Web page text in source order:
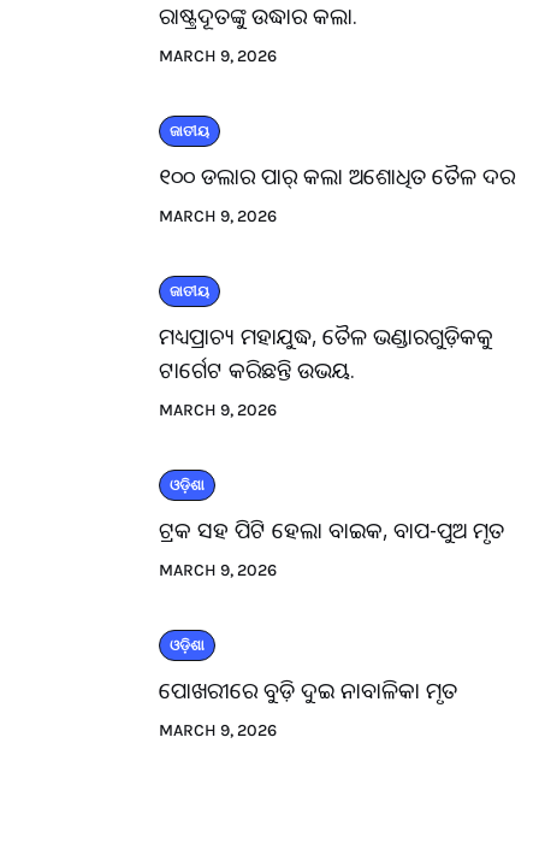
ରାଷ୍ଟ୍ରଦୂତଙ୍କୁ ଉଦ୍ଧାର କଲା.
MARCH 9, 2026
ଜାତୀୟ
୧୦୦ ଡଲାର ପାର୍ କଲା ଅଶୋଧିତ ତୈଳ ଦର
MARCH 9, 2026
ଜାତୀୟ
ମଧ୍ୟପ୍ରାଚ୍ୟ ମହାଯୁଦ୍ଧ, ତୈଳ ଭଣ୍ଡାରଗୁଡ଼ିକକୁ
ଟାର୍ଗେଟ କରିଛନ୍ତି ଉଭୟ.
MARCH 9, 2026
ଓଡ଼ିଶା
ଟ୍ରକ ସହ ପିଟି ହେଲା ବାଇକ, ବାପ-ପୁଅ ମୃତ
MARCH 9, 2026
ଓଡ଼ିଶା
ପୋଖରୀରେ ବୁଡ଼ି ଦୁଇ ନାବାଳିକା ମୃତ
MARCH 9, 2026